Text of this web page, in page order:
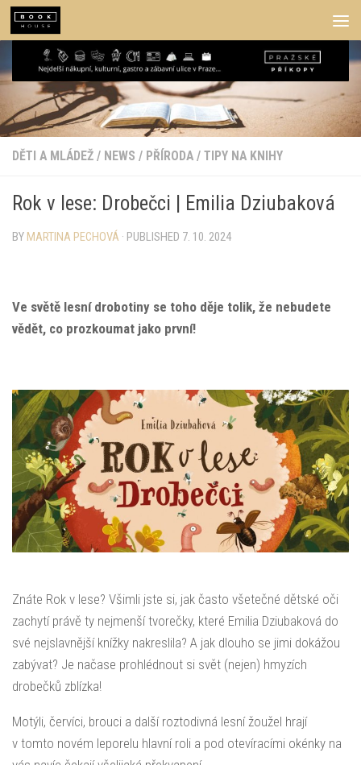
Skip to content
DĚTI A MLÁDEŽ / NEWS / PŘÍRODA / TIPY NA KNIHY
Rok v lese: Drobečci | Emilia Dziubaková
BY MARTINA PECHOVÁ · PUBLISHED 7. 10. 2024
Ve světě lesní drobotiny se toho děje tolik, že nebudete
vědět, co prozkoumat jako první!
Znáte Rok v lese? Všimli jste si, jak často všetečné dětské oči
zachytí právě ty nejmenší tvorečky, které Emilia Dziubaková do
své nejslavnější knížky nakreslila? A jak dlouho se jimi dokážou
zabývat? Je načase prohlédnout si svět (nejen) hmyzích
drobečků zblízka!
Motýli, červíci, brouci a další roztodivná lesní žoužel hrají
v tomto novém leporelu hlavní roli a pod otevíracími okénky na